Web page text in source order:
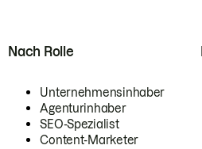
Nach Rolle
Unternehmensinhaber
Agenturinhaber
SEO-Spezialist
Content-Marketer